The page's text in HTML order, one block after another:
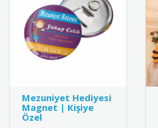
Mezuniyet Hediyesi
Magnet | Kişiye
Özel